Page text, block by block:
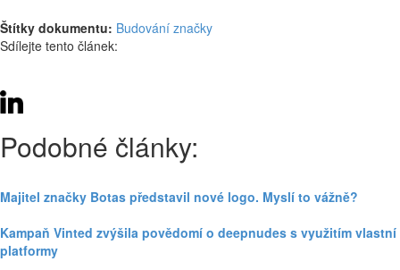
Štítky dokumentu: Budování značky
Sdílejte tento článek:
Podobné články:
Majitel značky Botas představil nové logo. Myslí to vážně?
Kampaň Vinted zvýšila povědomí o deepnudes s využitím vlastní
platformy